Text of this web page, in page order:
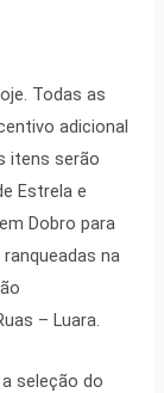
Todas as
adicional
itens serão
Estrela e
Dobro para
na
– Luara.
seleção do